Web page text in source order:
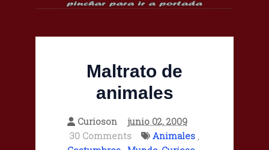
Maltrato de
animales
Curioson
junio 02, 2009
30 Comments
Animales ,